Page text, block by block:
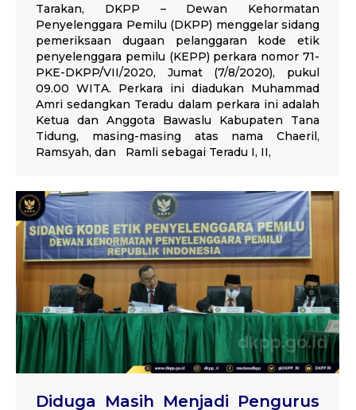
Tarakan, DKPP – Dewan Kehormatan
Penyelenggara Pemilu (DKPP) menggelar sidang
pemeriksaan dugaan pelanggaran kode etik
penyelenggara pemilu (KEPP) perkara nomor 71-
PKE-DKPP/VII/2020, Jumat (7/8/2020), pukul
09.00 WITA. Perkara ini diadukan Muhammad
Amri sedangkan Teradu dalam perkara ini adalah
Ketua dan Anggota Bawaslu Kabupaten Tana
Tidung, masing-masing atas nama Chaeril,
Ramsyah, dan Ramli sebagai Teradu I, II,
Diduga Masih Menjadi Pengurus